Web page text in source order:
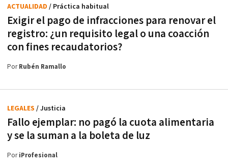
Exigir el pago de infracciones para renovar el
registro: ¿un requisito legal o una coacción
con fines recaudatorios?
ACTUALIDAD / Práctica habitual
PorRubén Ramallo
Fallo ejemplar: no pagó la cuota alimentaria
y se la suman a la boleta de luz
LEGALES / Justicia
PoriProfesional